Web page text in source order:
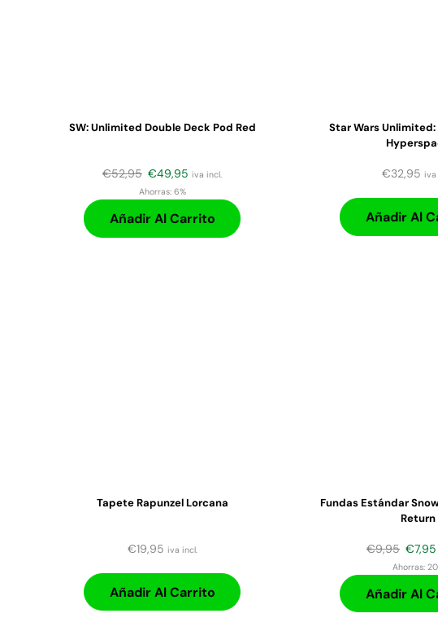
SW: Unlimited Double Deck Pod Red
€52,95 €49,95 iva incl.
Ahorras:6%
Añadir Al Carrito
Star Wars Unlimited:
€32,95 iva
Añadir Al
Tapete Rapunzel Lorcana
€19,95 iva incl.
Añadir Al Carrito
Fundas Estándar
Return
€9,95 €7,95
Ahorras:
Añadir Al